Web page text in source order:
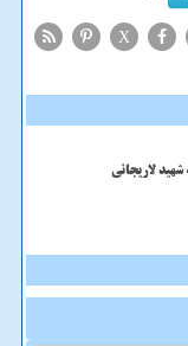
X
لاریجانی